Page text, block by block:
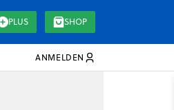
PLUS SHOP
ANMELDEN